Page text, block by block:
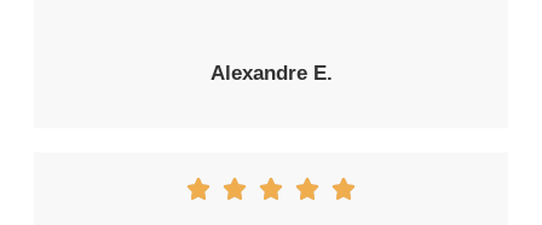
Alexandre E.